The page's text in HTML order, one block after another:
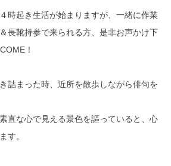
時起き生活が始まりますが、一緒に作業
長靴持参で来られる方、是非お声かけ下
！
詰まった時、近所を散歩しながら俳句を
直な心で見える景色を謳っていると、心
す。